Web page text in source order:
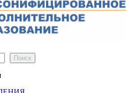
Поиск